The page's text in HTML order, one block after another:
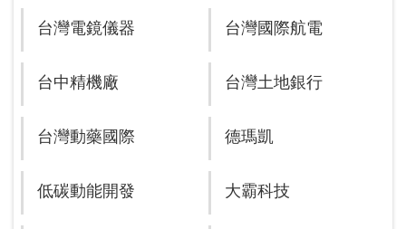
台灣電鏡儀器 台灣國際航電
台中精機廠 台灣土地銀行
台灣動藥國際 德瑪凱
低碳動能開發 大霸科技